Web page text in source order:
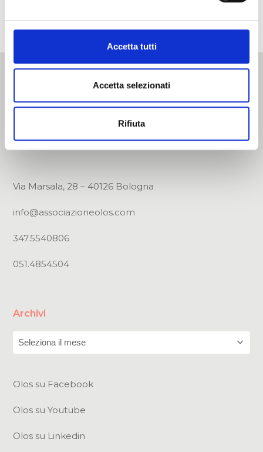
Accetta tutti
Accetta selezionati
Rifiuta
Via Marsala, 28 – 40126 Bologna
info@associazioneolos.com
347.5540806
051.4854504
Archivi
Archivi
Olos su Facebook
Olos su Youtube
Olos su Linkedin